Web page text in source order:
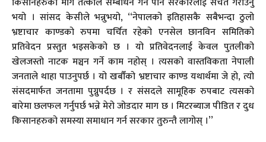
भयो । सांसद केसीले भन्नुभयो, ‘‘नेपालको इतिहासकै सबैभन्दा ठुलो
भ्रष्टाचार काण्डको रुपमा चर्चित रहेको एनसेल छानविन समितिको
प्रतिवेदन प्रस्तुत भइसकेको छ । यो प्रतिवेदनलाई केवल पुतलीको
खेलजस्तो नाटक मञ्चन गर्ने काम नहोस् । त्यसको वास्तविकता नेपाली
जनताले थाहा पाउनुपर्छ । यो खर्बौंको भ्रष्टाचार काण्ड यथार्थमा जे हो, त्यो
संसदमार्फत जनतामा पुग्नुपर्दछ । र संसदले सामूहिक रुपबाट त्यसको
बारेमा छलफल गर्नुपर्छ भन्ने मेरो जोडदार माग छ । मिटरब्याज पीडित र दुध
किसानहरुको समस्या समाधान गर्न सरकार तुरुन्तै लागोस् ।’’